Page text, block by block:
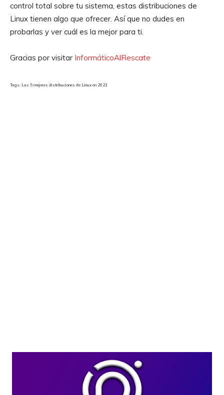
control total sobre tu sistema, estas distribuciones de
Linux tienen algo que ofrecer. Así que no dudes en
probarlas y ver cuál es la mejor para ti.
Gracias por visitar InformáticoAlRescate
Tags: Las 5 mejores distribuciones de Linux en 2023